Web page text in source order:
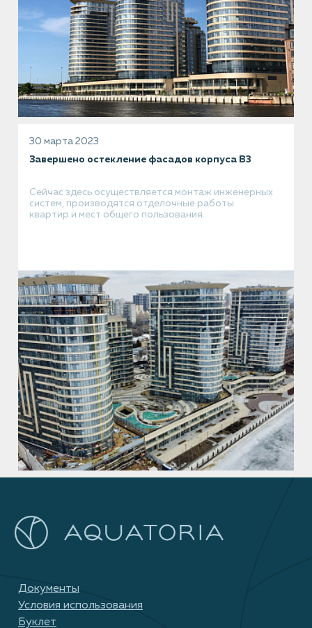
30 марта 2023
Завершено остекление фасадов корпуса В3
Сейчас здесь осуществляется монтаж инженерных
систем, производятся отделочные работы
квартир и мест общего пользования.
Документы
Условия использования
Буклет